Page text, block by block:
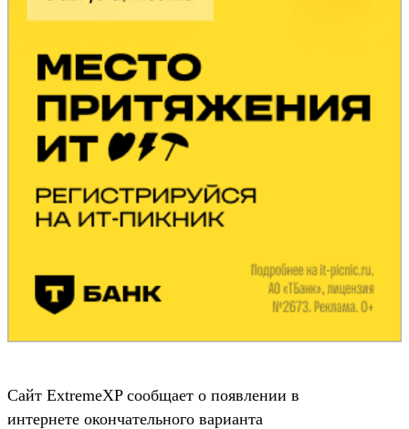
Сайт ExtremeXP сообщает о появлении в
интернете окончательного варианта